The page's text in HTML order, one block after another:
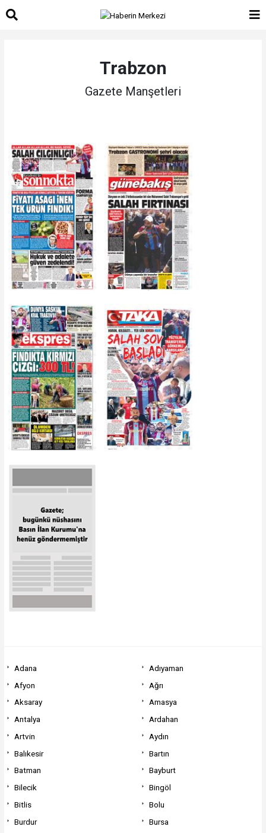
Trabzon
Gazete Manşetleri
Adana
Adıyaman
Afyon
Ağrı
Aksaray
Amasya
Antalya
Ardahan
Artvin
Aydın
Balıkesir
Bartın
Batman
Bayburt
Bilecik
Bingöl
Bitlis
Bolu
Burdur
Bursa